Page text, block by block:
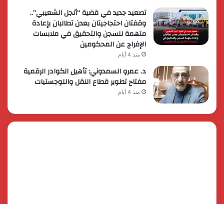
تصعيد جديد في قضية “أنجل الشعيبي”..
وقفتان احتجاجيتان بعدن تطالبان بإعادة
متهمة للسجن والتحقيق في ملابسات
الإفراج عن المحكومين
منذ 4 أيام
د. عمرو السمدوني: تأهيل الكوادر الرقمية
مفتاح تطوير قطاع النقل واللوجستيات
منذ 4 أيام